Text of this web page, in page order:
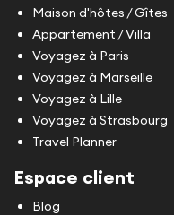
Maison d'hôtes / Gîtes
Appartement / Villa
Voyagez à Paris
Voyagez à Marseille
Voyagez à Lille
Voyagez à Strasbourg
Travel Planner
Espace client
Blog